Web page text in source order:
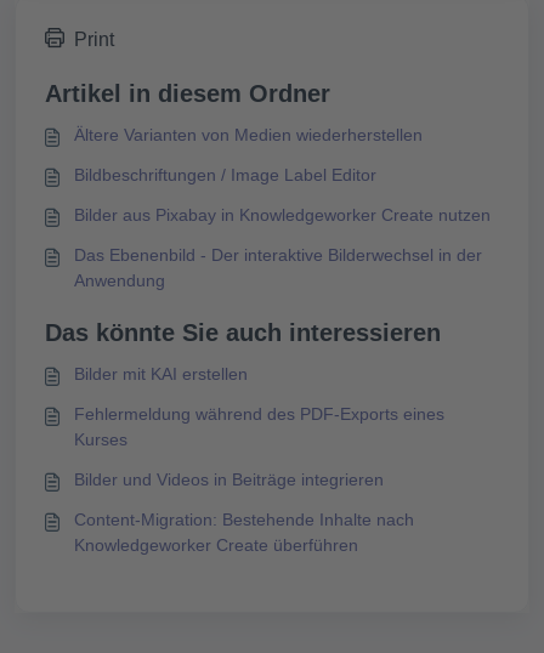
Print
Artikel in diesem Ordner
Ältere Varianten von Medien wiederherstellen
Bildbeschriftungen / Image Label Editor
Bilder aus Pixabay in Knowledgeworker Create nutzen
Das Ebenenbild - Der interaktive Bilderwechsel in der
Anwendung
Das könnte Sie auch interessieren
Bilder mit KAI erstellen
Fehlermeldung während des PDF-Exports eines
Kurses
Bilder und Videos in Beiträge integrieren
Content-Migration: Bestehende Inhalte nach
Knowledgeworker Create überführen